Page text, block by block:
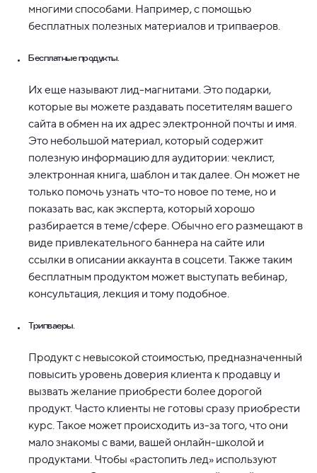
многими способами. Например, с помощью
бесплатных полезных материалов и трипваеров.
Бесплатные продукты.
Их еще называют лид-магнитами. Это подарки,
которые вы можете раздавать посетителям вашего
сайта в обмен на их адрес электронной почты и имя.
Это небольшой материал, который содержит
полезную информацию для аудитории: чеклист,
электронная книга, шаблон и так далее. Он может не
только помочь узнать что-то новое по теме, но и
показать вас, как эксперта, который хорошо
разбирается в теме/сфере. Обычно его размещают в
виде привлекательного баннера на сайте или
ссылки в описании аккаунта в соцсети. Также таким
бесплатным продуктом может выступать вебинар,
консультация, лекция и тому подобное.
Трипваеры.
Продукт с невысокой стоимостью, предназначенный
повысить уровень доверия клиента к продавцу и
вызвать желание приобрести более дорогой
продукт. Часто клиенты не готовы сразу приобрести
курс. Такое может происходить из-за того, что они
мало знакомы с вами, вашей онлайн-школой и
продуктами. Чтобы «растопить лед» используют